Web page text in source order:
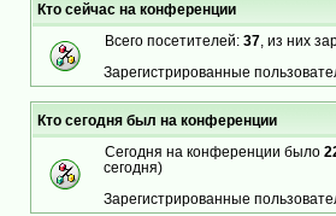
Кто сейчас на конференции
Всего посетителей: 37 , из них
Зарегистрированные
Кто сегодня был на конференции
Сегодня на конференции было
сегодня)
Зарегистрированные